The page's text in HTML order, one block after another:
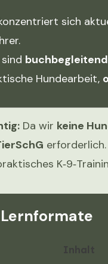
sich
buchbegleitend
Hundearbeit,
Da wir keine
erforderlich.
Inhalt